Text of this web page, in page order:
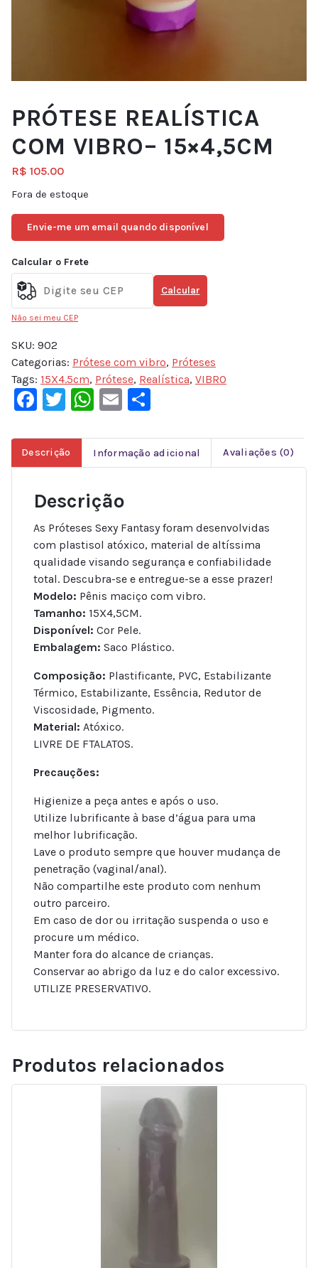
PRÓTESE REALÍSTICA
COM VIBRO– 15×4,5CM
R$ 105.00
Fora de estoque
Envie-me um email quando disponível
Calcular o Frete
Calcular
Não sei meu CEP
SKU: 902
Categorias: Prótese com vibro, Próteses
Tags: 15X4.5cm, Prótese, Realística, VIBRO
Facebook
Twitter
WhatsApp
Email
Descrição Informação adicional Avaliações (0)
Descrição
As Próteses Sexy Fantasy foram desenvolvidas
com plastisol atóxico, material de altíssima
qualidade visando segurança e confiabilidade
total. Descubra-se e entregue-se a esse prazer!
Modelo: Pênis maciço com vibro.
Tamanho: 15X4,5CM.
Disponível: Cor Pele.
Embalagem: Saco Plástico.
Composição: Plastificante, PVC, Estabilizante
Térmico, Estabilizante, Essência, Redutor de
Viscosidade, Pigmento.
Material: Atóxico.
LIVRE DE FTALATOS.
Precauções:
Higienize a peça antes e após o uso.
Utilize lubrificante à base d’água para uma
melhor lubrificação.
Lave o produto sempre que houver mudança de
penetração (vaginal/anal).
Não compartilhe este produto com nenhum
outro parceiro.
Em caso de dor ou irritação suspenda o uso e
procure um médico.
Manter fora do alcance de crianças.
Conservar ao abrigo da luz e do calor excessivo.
UTILIZE PRESERVATIVO.
Produtos relacionados